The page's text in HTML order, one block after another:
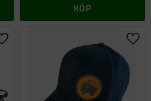
KÖP
Lägg till i favoriter